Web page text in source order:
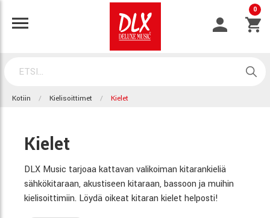
0
Kotiin Kielisoittimet Kielet
Kielet
DLX Music tarjoaa kattavan valikoiman kitarankieliä
sähkökitaraan, akustiseen kitaraan, bassoon ja muihin
kielisoittimiin. Löydä oikeat kitaran kielet helposti!